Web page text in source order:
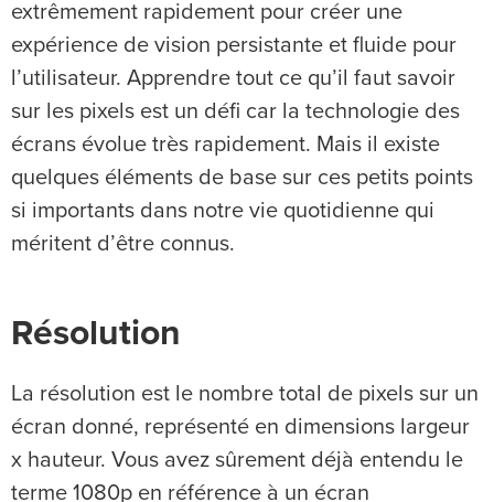
extrêmement rapidement pour créer une
expérience de vision persistante et fluide pour
l’utilisateur. Apprendre tout ce qu’il faut savoir
sur les pixels est un défi car la technologie des
écrans évolue très rapidement. Mais il existe
quelques éléments de base sur ces petits points
si importants dans notre vie quotidienne qui
méritent d’être connus.
Résolution
La résolution est le nombre total de pixels sur un
écran donné, représenté en dimensions largeur
x hauteur. Vous avez sûrement déjà entendu le
terme 1080p en référence à un écran